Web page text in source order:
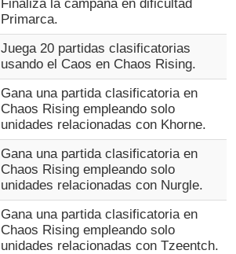
Finaliza la campaña en dificultad
Primarca.
Juega 20 partidas clasificatorias
usando el Caos en Chaos Rising.
Gana una partida clasificatoria en
Chaos Rising empleando solo
unidades relacionadas con Khorne.
Gana una partida clasificatoria en
Chaos Rising empleando solo
unidades relacionadas con Nurgle.
Gana una partida clasificatoria en
Chaos Rising empleando solo
unidades relacionadas con Tzeentch.